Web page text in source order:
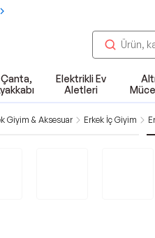
Elektrikli Ev
Aletleri
Giyim & Aksesuar Erkek İç Giyim